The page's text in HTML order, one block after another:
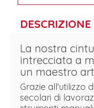
DESCRIZIONE
La nostra
intrecciata a
un maestro
Grazie all'utilizzo
secolari di